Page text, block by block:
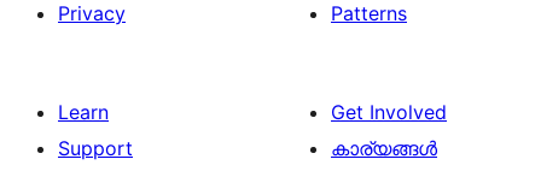
Privacy
Patterns
Learn
Support
Get Involved
കാര്യങ്ങള്‍